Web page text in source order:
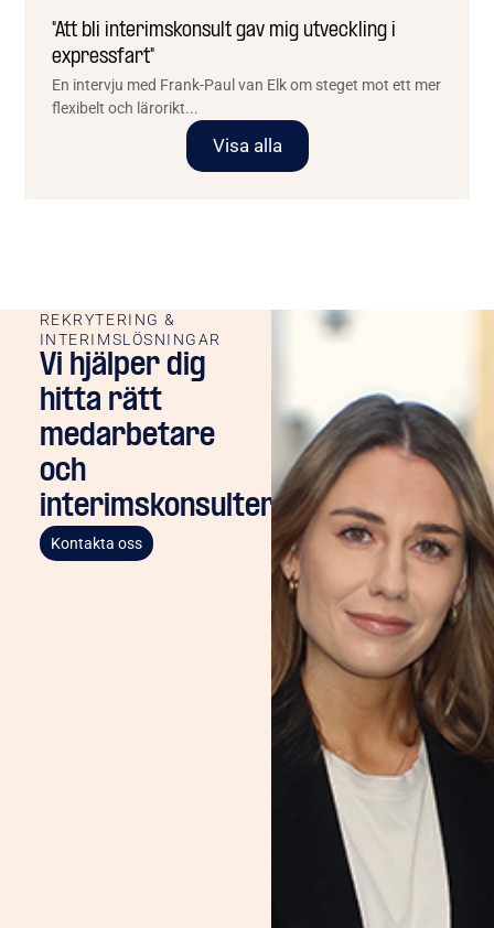
"Att bli interimskonsult gav mig utveckling i
expressfart"
En intervju med Frank-Paul van Elk om steget mot ett mer
flexibelt och lärorikt...
Visa alla
REKRYTERING &
INTERIMSLÖSNINGAR
Vi hjälper dig
hitta rätt
medarbetare
och
interimskonsulter
Kontakta oss